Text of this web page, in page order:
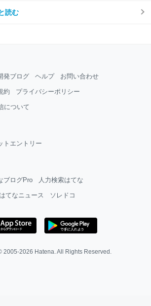
読む
発ブログ ヘルプ お問い合わせ
約 プライバシーポリシー
について
トエントリー
ブログPro 人力検索はてな
はてなニュース ソレドコ
2005-2026 Hatena. All Rights Reserved.